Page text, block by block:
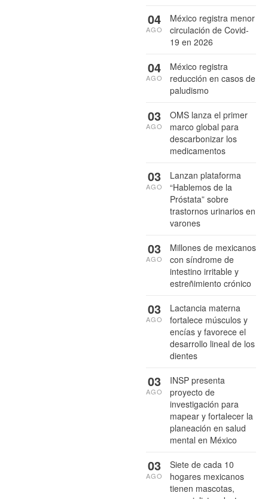
México registra menor
circulación de Covid-
19 en 2026
04
AGO
México registra
reducción en casos de
paludismo
04
AGO
OMS lanza el primer
marco global para
descarbonizar los
medicamentos
03
AGO
Lanzan plataforma
“Hablemos de la
Próstata” sobre
trastornos urinarios en
varones
03
AGO
Millones de mexicanos
con síndrome de
intestino irritable y
estreñimiento crónico
03
AGO
Lactancia materna
fortalece músculos y
encías y favorece el
desarrollo lineal de los
dientes
03
AGO
INSP presenta
proyecto de
investigación para
mapear y fortalecer la
planeación en salud
mental en México
03
AGO
Siete de cada 10
hogares mexicanos
tienen mascotas,
03
AGO